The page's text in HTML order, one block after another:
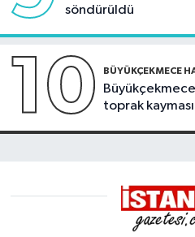
söndürüldü
10 BÜYÜKÇEKMECE
toprak kayması